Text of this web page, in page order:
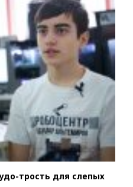
трость для слепых